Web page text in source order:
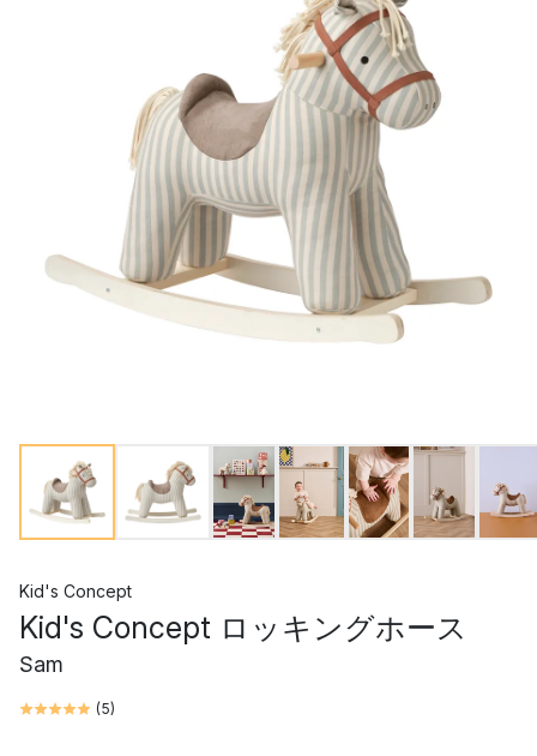
Kid's Concept
Kid's Concept ロッキングホース
Sam
(5)